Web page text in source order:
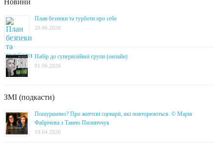
План безпеки та турботи про себе
20.06.2026
Набір до супервізійної групи (онлайн)
01.06.2026
ЗМІ (подкасти)
Пошуршимо? Про життєві сценарії, які повторюються. © Марія
Фабрічева з Танею Пилипччук
19.04.2026